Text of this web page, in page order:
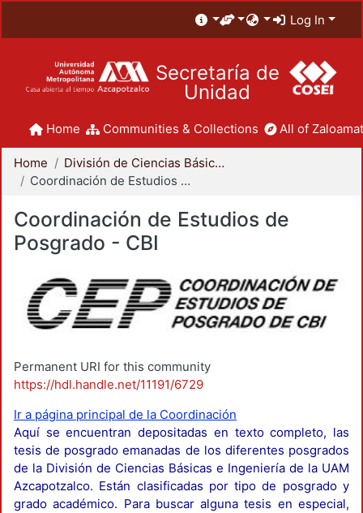
Log In
Secretaría de
Unidad
Home Communities & Collections All of
Home
División de Ciencias Básicas e Ingeniería
Coordinación de Estudios de Posgrado - CBI
Coordinación de Estudios de
Posgrado - CBI
Permanent URI for this community
https://hdl.handle.net/11191/6729
Ir a página principal de la Coordinación
Aquí se encuentran depositadas en texto completo, las
tesis de posgrado emanadas de los diferentes posgrados
de la División de Ciencias Básicas e Ingeniería de la UAM
Azcapotzalco. Están clasificadas por tipo de posgrado y
grado académico. Para buscar alguna tesis en especial,